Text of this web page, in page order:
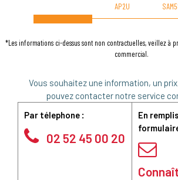
AP2U
*Les informations ci-dessus sont non contractuelles, veillez à
commercial.
Vous souhaitez une information, un
pouvez contacter notre service
Par télephone :
02 52 45 00 20
En